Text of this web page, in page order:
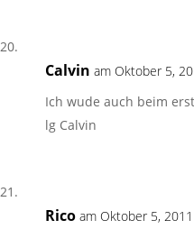
Calvin am Oktober 5,
Ich wude auch beim
lg Calvin
Rico am Oktober 5,